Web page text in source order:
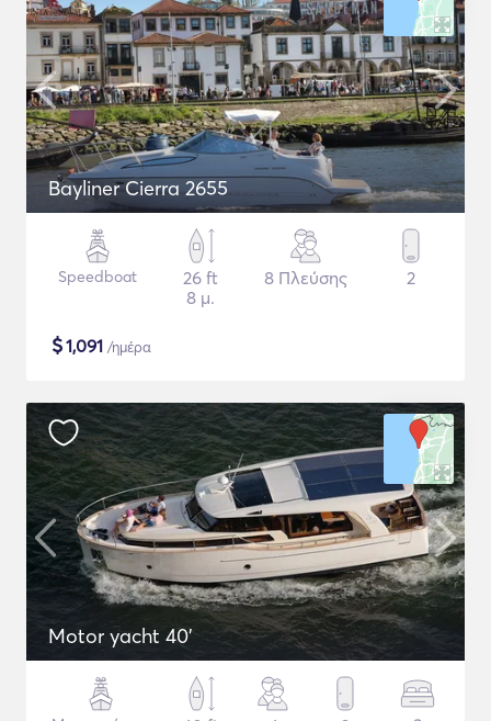
Bayliner Cierra 2655
Speedboat
26 ft
8 μ.
8 Πλεύσης 2
$1,091 /ημέρα
Motor yacht 40'